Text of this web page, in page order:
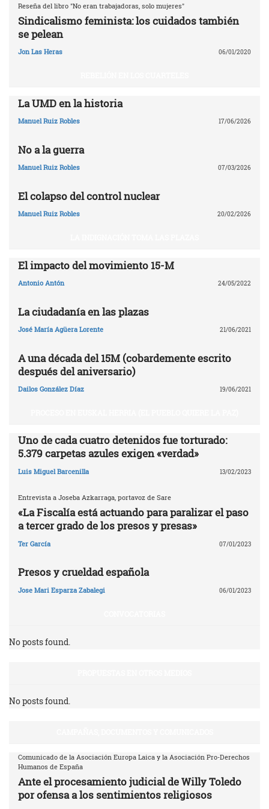
Reseña del libro "No eran trabajadoras, solo mujeres"
Sindicalismo feminista: los cuidados también
se pelean
Jon Las Heras 06/01/2020
La UMD en la historia
Manuel Ruiz Robles 17/06/2026
No a la guerra
Manuel Ruiz Robles 07/03/2026
El colapso del control nuclear
Manuel Ruiz Robles 20/02/2026
El impacto del movimiento 15-M
Antonio Antón 24/05/2022
La ciudadanía en las plazas
José María Agüera Lorente 21/06/2021
A una década del 15M (cobardemente escrito
después del aniversario)
Dailos González Díaz 19/06/2021
Uno de cada cuatro detenidos fue torturado:
5.379 carpetas azules exigen «verdad»
Luis Miguel Barcenilla 13/02/2023
Entrevista a Joseba Azkarraga, portavoz de Sare
«La Fiscalía está actuando para paralizar el paso
a tercer grado de los presos y presas»
Ter García 07/01/2023
Presos y crueldad española
Jose Mari Esparza Zabalegi 06/01/2023
No posts found.
No posts found.
Comunicado de la Asociación Europa Laica y la Asociación Pro-Derechos
Humanos de España
Ante el procesamiento judicial de Willy Toledo
por ofensa a los sentimientos religiosos